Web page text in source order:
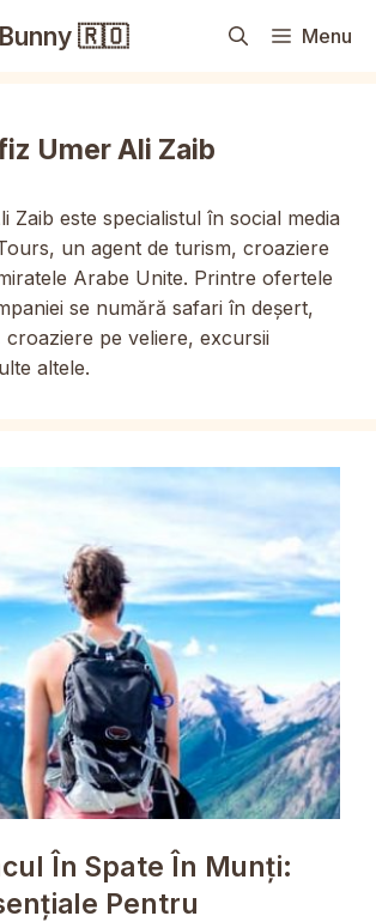
Bunny 🇷🇴 Menu
Umer Ali Zaib
Zaib este specialistul în social media
un agent de turism, croaziere
Arabe Unite. Printre ofertele
se numără safari în deșert,
pe veliere, excursii
altele.
În Spate În Munți:
Pentru